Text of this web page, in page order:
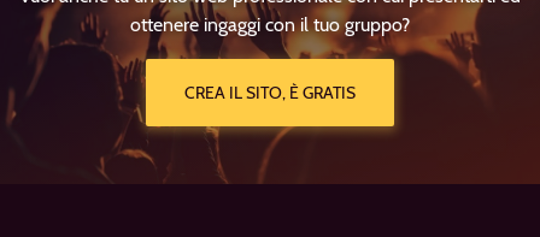
ottenere ingaggi con il tuo gruppo?
CREA IL SITO, È GRATIS